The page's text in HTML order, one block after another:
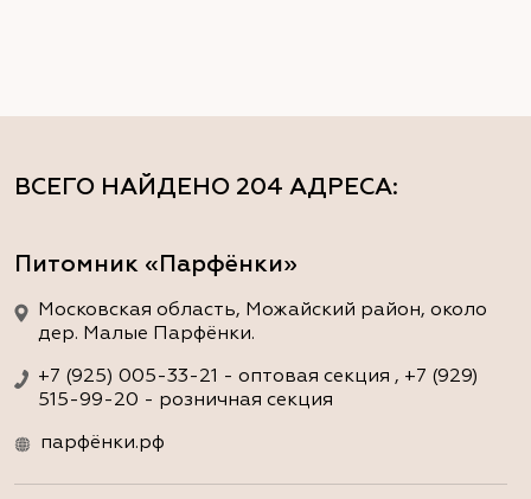
ВСЕГО НАЙДЕНО 204 АДРЕСА:
Питомник «Парфёнки»
Московская область, Можайский район, около
дер. Малые Парфёнки.
+7 (925) 005-33-21 - оптовая секция , +7 (929)
515-99-20 - розничная секция
парфёнки.рф